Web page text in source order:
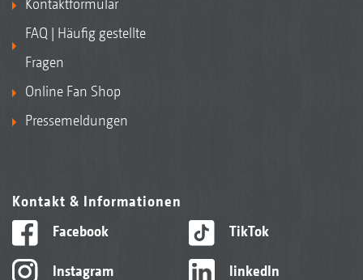
Kontaktformular
FAQ | Häufig gestellte
Fragen
Online Fan Shop
Pressemeldungen
Kontakt & Informationen
Facebook
Instagram
TikTok
linkedIn